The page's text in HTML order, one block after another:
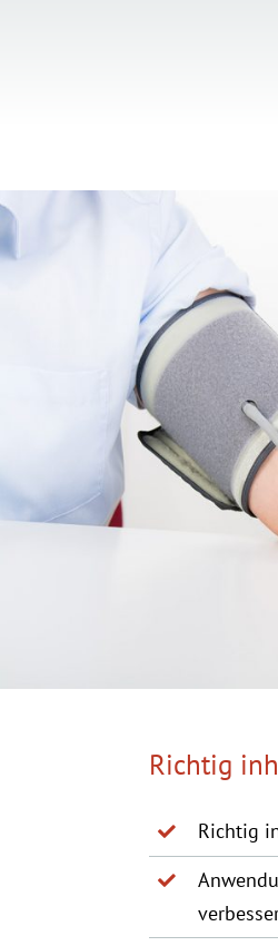
Richtig
Richtig